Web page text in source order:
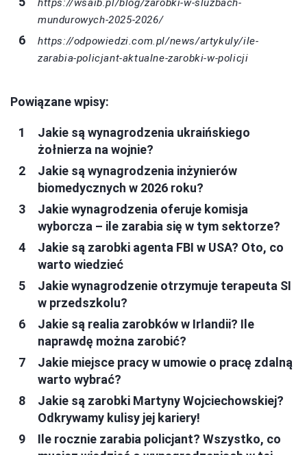
https://wsaib.pl/blog/zarobki-w-sluzbach-
mundurowych-2025-2026/
https://odpowiedzi.com.pl/news/artykuly/ile-
zarabia-policjant-aktualne-zarobki-w-policji
Powiązane wpisy:
Jakie są wynagrodzenia ukraińskiego
żołnierza na wojnie?
Jakie są wynagrodzenia inżynierów
biomedycznych w 2026 roku?
Jakie wynagrodzenia oferuje komisja
wyborcza – ile zarabia się w tym sektorze?
Jakie są zarobki agenta FBI w USA? Oto, co
warto wiedzieć
Jakie wynagrodzenie otrzymuje terapeuta SI
w przedszkolu?
Jakie są realia zarobków w Irlandii? Ile
naprawdę można zarobić?
Jakie miejsce pracy w umowie o pracę zdalną
warto wybrać?
Jakie są zarobki Martyny Wojciechowskiej?
Odkrywamy kulisy jej kariery!
Ile rocznie zarabia policjant? Wszystko, co